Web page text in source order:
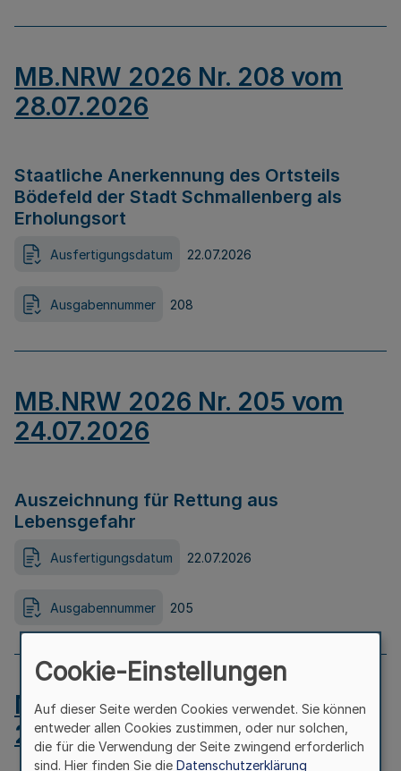
MB.NRW 2026 Nr. 208 vom
28.07.2026
Staatliche Anerkennung des Ortsteils
Bödefeld der Stadt Schmallenberg als
Erholungsort
Ausfertigungsdatum 22.07.2026
Ausgabennummer 208
MB.NRW 2026 Nr. 205 vom
24.07.2026
Auszeichnung für Rettung aus
Lebensgefahr
Ausfertigungsdatum 22.07.2026
Ausgabennummer 205
MB.NRW 2026 Nr. 204 vom
24.07.2026
Cookie-Einstellungen
Auf dieser Seite werden Cookies verwendet. Sie können
entweder allen Cookies zustimmen, oder nur solchen,
die für die Verwendung der Seite zwingend erforderlich
sind. Hier finden Sie die Datenschutzerklärung